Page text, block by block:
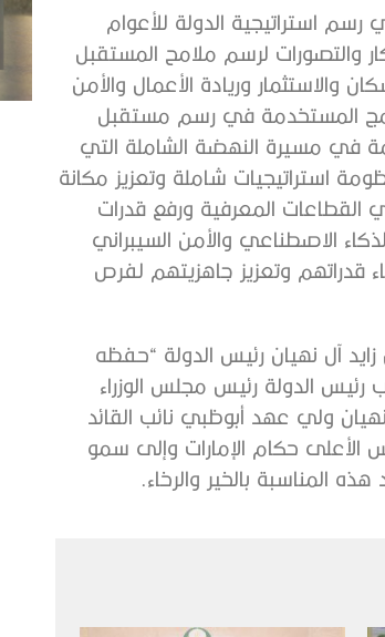
استراتيجية الدولة للأعوام
والتصورات لرسم ملامح المستقبل
والاستثمار وريادة الأعمال والأمن
المستخدمة في رسم مستقبل
في مسيرة النهضة الشاملة التي
استراتيجيات شاملة وتعزيز مكانة
القطاعات المعرفية ورفع قدرات
الاصطناعي والأمن السيبراني
قدراتهم وتعزيز جاهزيتهم لفرص
آل نهيان رئيس الدولة “حفظه
الدولة رئيس مجلس الوزراء
ولي عهد أبوظبي نائب القائد
الأعلى حكام الإمارات وإلى سمو
المناسبة بالخير والرخاء.